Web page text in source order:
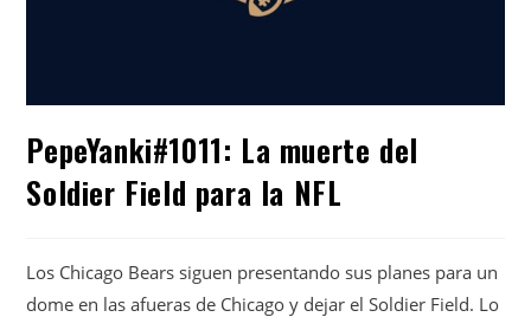
PepeYanki#1011: La muerte del
Soldier Field para la NFL
Los Chicago Bears siguen presentando sus planes para un
dome en las afueras de Chicago y dejar el Soldier Field. Lo